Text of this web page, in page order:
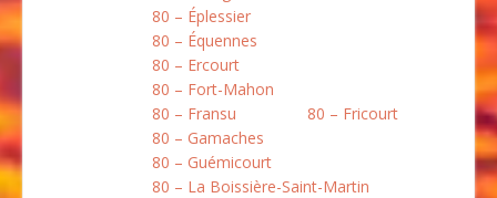
80 – Éplessier
80 – Équennes
80 – Ercourt
80 – Fort-Mahon
80 – Fransu
80 – Fricourt
80 – Gamaches
80 – Guémicourt
80 – La Boissière-Saint-Martin